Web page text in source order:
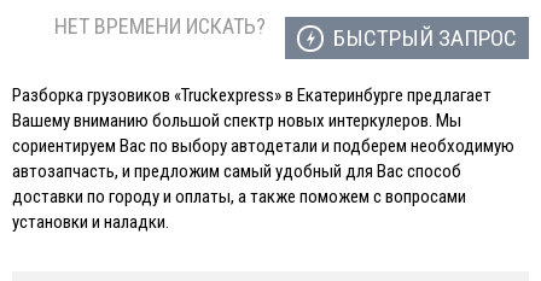
НЕТ ВРЕМЕНИ ИСКАТЬ? БЫСТРЫЙ ЗАПРОС
Разборка грузовиков «Truckexpress» в Екатеринбурге предлагает
Вашему вниманию большой спектр новых интеркулеров. Мы
сориентируем Вас по выбору автодетали и подберем необходимую
автозапчасть, и предложим самый удобный для Вас способ
доставки по городу и оплаты, а также поможем с вопросами
установки и наладки.